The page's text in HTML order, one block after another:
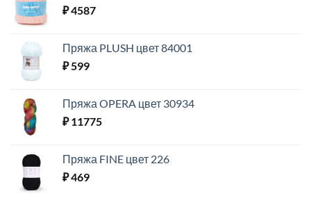
₽4587
Пряжа PLUSH цвет 84001
₽599
Пряжа OPERA цвет 30934
₽11775
Пряжа FINE цвет 226
₽469